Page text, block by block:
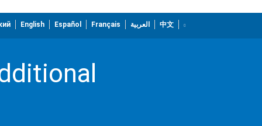
English Español Français العربية 中文